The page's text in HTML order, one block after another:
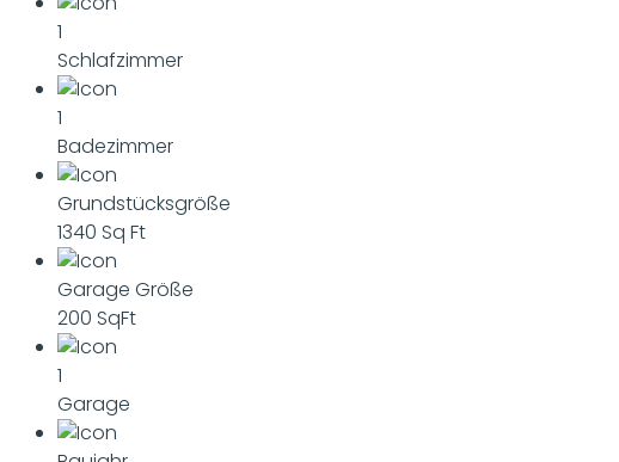
1
Schlafzimmer
1
Badezimmer
Grundstücksgröße
1340 Sq Ft
Garage Größe
200 SqFt
1
Garage